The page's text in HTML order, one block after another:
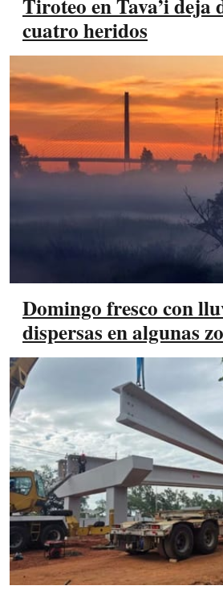
Tiroteo en Tava’i deja
cuatro heridos
Domingo fresco con
dispersas en algunas